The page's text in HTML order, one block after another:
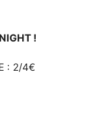
!
: 2/4€